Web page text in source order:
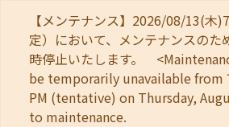
【メンテナンス】2026/08/13(木
定）において、メンテナンスのた
時停止いたします。
be temporarily unavailable from
PM (tentative) on Thursday,
to maintenance.